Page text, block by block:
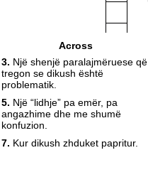
7
Across
3. Një shenjë paralajmëruese që
tregon se dikush është
problematik.
5. Një “lidhje” pa emër, pa
angazhime dhe me shumë
konfuzion.
7. Kur dikush zhduket papritur.